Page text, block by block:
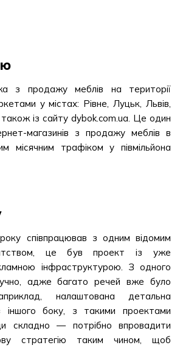
з продажу меблів на території
у містах: Рівне, Луцьк, Львів,
із сайту dybok.com.ua. Це один
магазинів з продажу меблів в
місячним трафіком у півмільйона
співпрацював з одним відомим
це був проект із уже
інфраструктурою. З одного
адже багато речей вже було
налаштована детальна
іншого боку, з такими проектами
складно — потрібно впровадити
стратегію таким чином, щоб